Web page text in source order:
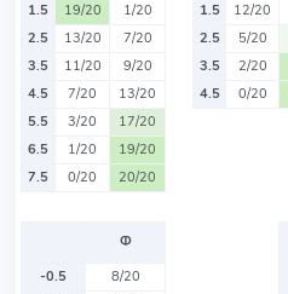
1.5
19/20
1/20
2.5
13/20
7/20
3.5
11/20
9/20
4.5
7/20
13/20
5.5
3/20
17/20
6.5
1/20
19/20
7.5
0/20 20/20
1.5
12/20
2.5
5/20
3.5
2/20
4.5
0/20
Ф
-0.5
8/20